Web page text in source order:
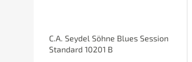
C.A. Seydel Söhne Blues Session
Standard 10201 B